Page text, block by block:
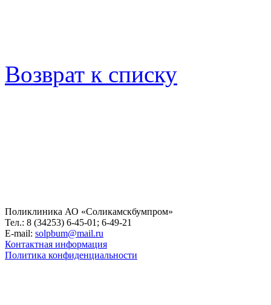
Возврат к списку
Поликлиника АО «Соликамскбумпром»
Тел.: 8 (34253) 6-45-01; 6-49-21
E-mail: solpbum@mail.ru
Контактная информация
Политика конфиденциальности